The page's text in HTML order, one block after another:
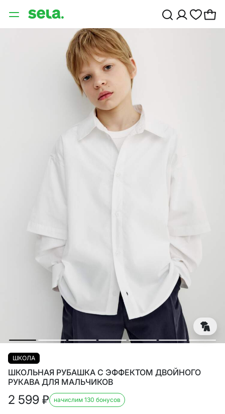
ШКОЛА
ШКОЛЬНАЯ РУБАШКА С ЭФФЕКТОМ ДВОЙНОГО
РУКАВА ДЛЯ МАЛЬЧИКОВ
2 599 ₽ начислим 130 бонусов